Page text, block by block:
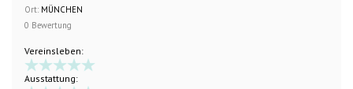
Ort: MÜNCHEN
0 Bewertung
Vereinsleben:
Ausstattung: